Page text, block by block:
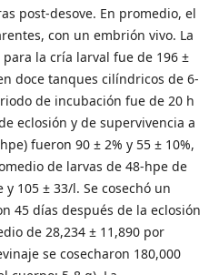
post-desove. En promedio, el
con un embrión vivo. La
la cría larval fue de 196 ±
doce tanques cilíndricos de 6-
de incubación fue de 20 h
eclosión y de supervivencia a
fueron 90 ± 2% y 55 ± 10%,
de larvas de 48-hpe de
105 ± 33/l. Se cosechó un
45 días después de la eclosión
de 28,234 ± 11,890 por
se cosecharon 180,000